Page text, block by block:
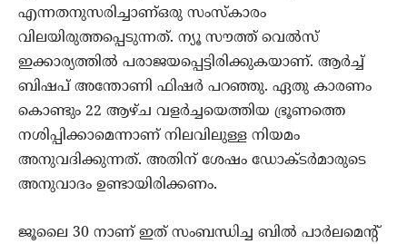
എന്നതനുസരിച്ചാണ്ഒരു സംസ്‌കാരം
വിലയിരുത്തപ്പെടുന്നത്. ന്യൂ സൗത്ത് വെല്‍സ്
ഇക്കാര്യത്തില്‍ പരാജയപ്പെട്ടിരിക്കുകയാണ്. ആര്‍ച്ച്
ബിഷപ് അന്തോണി ഫിഷര്‍ പറഞ്ഞു. ഏതു കാരണം
കൊണ്ടും 22 ആഴ്ച വളര്‍ച്ചയെത്തിയ ഭ്രൂണത്തെ
നശിപ്പിക്കാമെന്നാണ് നിലവിലുള്ള നിയമം
അനുവദിക്കുന്നത്. അതിന് ശേഷം ഡോക്ടര്‍മാരുടെ
അനുവാദം ഉണ്ടായിരിക്കണം.
ജൂലൈ 30 നാണ് ഇത് സംബന്ധിച്ച ബില്‍ പാര്‍ലമെന്റ്